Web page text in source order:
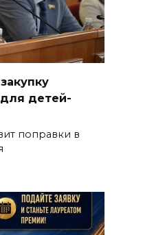
детей-
поправки в